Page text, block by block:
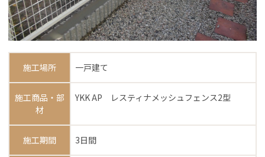
施工場所 一戸建て
施工商品・部
材
YKK AP レスティナメッシュフェンス2型
施工期間 3日間